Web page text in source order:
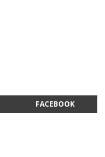
FACEBOOK